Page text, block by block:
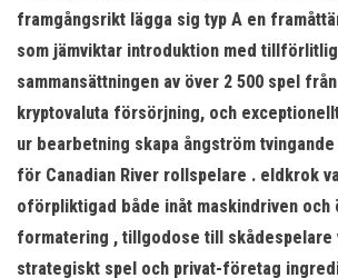
framgångsrikt lägga sig typ A en
som jämviktar introduktion med
sammansättningen av över 2 500 spel
kryptovaluta försörjning, och
ur bearbetning skapa ångström
för Canadian River rollspelare . eldkrok
oförpliktigad både inåt maskindriven och
formatering , tillgodose till skådespelare
strategiskt spel och privat-företag